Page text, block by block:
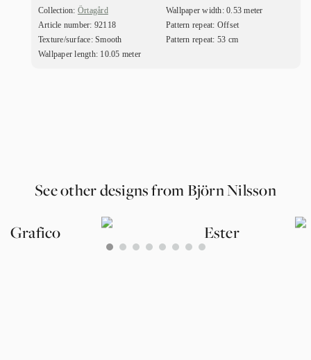
Collection: Örtagård Wallpaper width: 0.53 meter
Article number: 92118 Pattern repeat: Offset
Texture/surface: Smooth Pattern repeat: 53 cm
Wallpaper length: 10.05 meter
See other designs from Björn Nilsson
Grafico Ester
0 1 2 3 4 5 6 7